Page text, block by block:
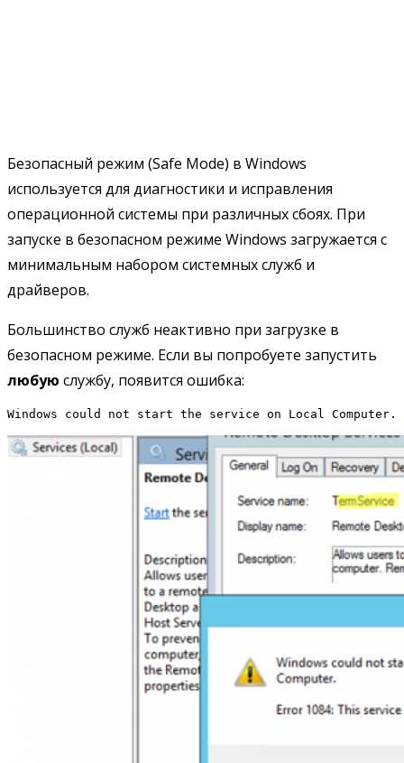
Безопасный режим (Safe Mode) в Windows
используется для диагностики и исправления
операционной системы при различных сбоях. При
запуске в безопасном режиме Windows загружается с
минимальным набором системных служб и
драйверов.
Большинство служб неактивно при загрузке в
безопасном режиме. Если вы попробуете запустить
любую службу, появится ошибка:
Windows could not start the service on Local